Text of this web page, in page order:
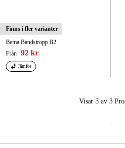
Finns i fler varianter
Bema Bandstropp B2
Från 92 kr
Jämför
Visar 3 av 3